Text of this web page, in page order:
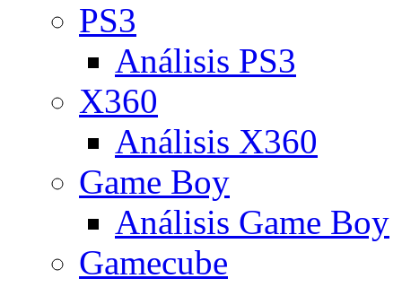
PS3
Análisis PS3
X360
Análisis X360
Game Boy
Análisis Game Boy
Gamecube